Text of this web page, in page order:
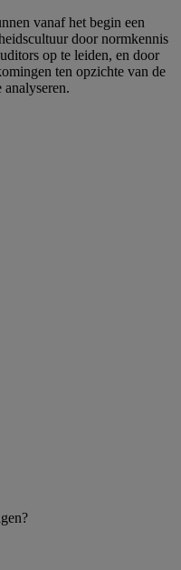
vanaf het begin een
door normkennis
op te leiden, en door
ten opzichte van de
analyseren.